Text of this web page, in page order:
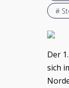
#
Der
sich